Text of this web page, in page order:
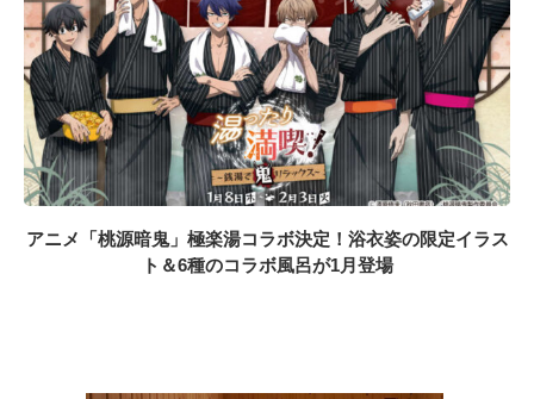
アニメ「桃源暗鬼」極楽湯コラボ決定！浴衣姿の限定イラス
ト＆6種のコラボ風呂が1月登場